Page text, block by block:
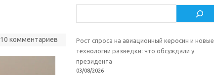
10 комментариев
Рост спроса на авиационный керосин и новые
технологии разведки: что обсуждали у
президента
03/08/2026